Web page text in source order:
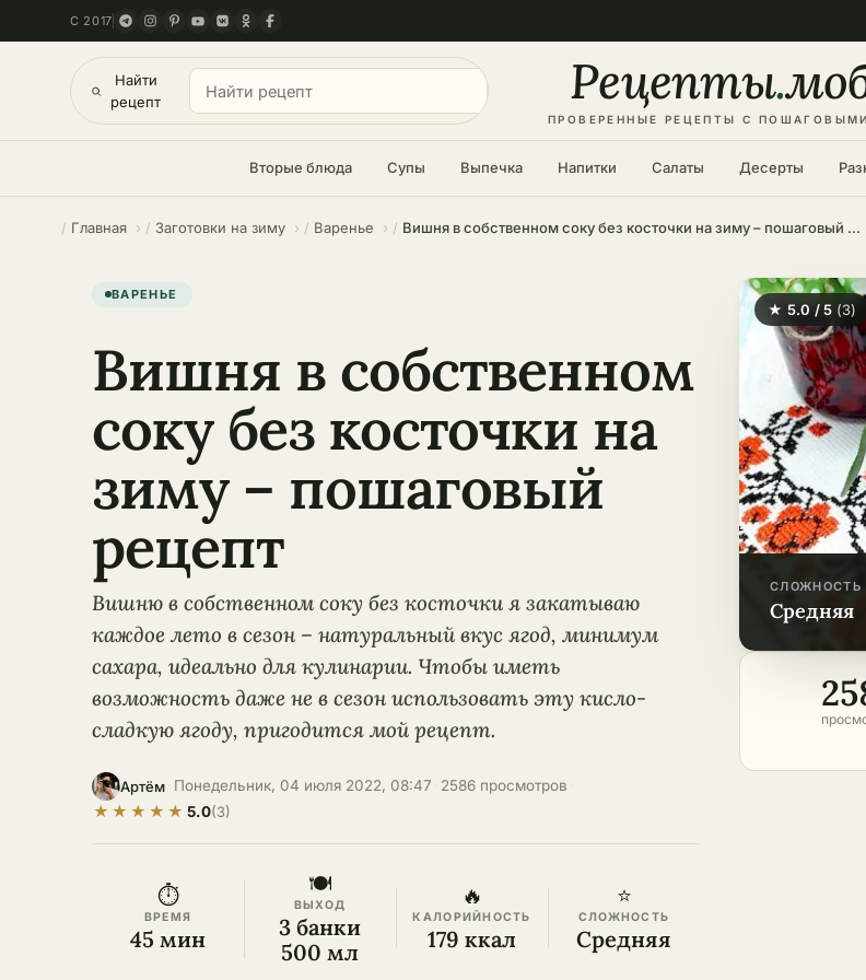
С 2017
Найти
рецепт
Рецепты.
ПРОВЕРЕННЫЕ РЕЦЕПТЫ С
Вторые блюда Супы Выпечка Напитки Салаты Десерты
Главная Заготовки на зиму Варенье Вишня в собственном соку без косточки на зиму – пошаговый рецепт
★ 5.0 / 5 (3)
СЛОЖНОСТЬ
средняя
ВАРЕНЬЕ
Вишня в собственном
соку без косточки на
зиму – пошаговый
рецепт
Вишню в собственном соку без косточки я закатываю
каждое лето в сезон – натуральный вкус ягод, минимум
сахара, идеально для кулинарии. Чтобы иметь
возможность даже не в сезон использовать эту кисло-
сладкую ягоду, пригодится мой рецепт.
Артём Понедельник, 04 июля 2022, 08:47 2586 просмотров
★ ★ ★ ★ ★ 5.0(3)
⏱
ВРЕМЯ
45 мин
🍽
ВЫХОД
3 банки
500 мл
🔥
КАЛОРИЙНОСТЬ
179 ккал
⭐
СЛОЖНОСТЬ
Средняя